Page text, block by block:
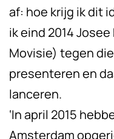
af: hoe krijg ik dit
ik eind 2014
Movisie) tegen
presenteren en
lanceren.
‘In april 2015
Amsterdam